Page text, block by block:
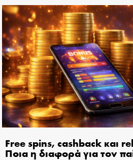
Free spins, cashback και
Ποια η διαφορά για τον